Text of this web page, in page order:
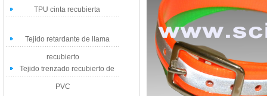
TPU cinta recubierta
Tejido retardante de llama
recubierto
Tejido trenzado recubierto de
PVC